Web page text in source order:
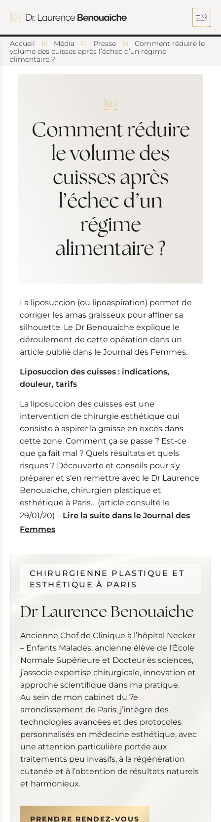
e
Accueil Média Presse
Comment réduire le
volume des cuisses après l’échec d’un régime
alimentaire ?
Comment réduire
le volume des
cuisses après
l’échec d’un
régime
alimentaire ?
La liposuccion (ou lipoaspiration) permet de
corriger les amas graisseux pour affiner sa
silhouette. Le Dr Benouaiche explique le
déroulement de cette opération dans un
article publié dans le Journal des Femmes.
Liposuccion des cuisses : indications,
douleur, tarifs
La liposuccion des cuisses est une
intervention de chirurgie esthétique qui
consiste à aspirer la graisse en excès dans
cette zone. Comment ça se passe ? Est-ce
que ça fait mal ? Quels résultats et quels
risques ? Découverte et conseils pour s’y
préparer et s’en remettre avec le Dr Laurence
Benouaiche, chirurgien plastique et
esthétique à Paris… (article consulté le
29/01/20) – Lire la suite dans le Journal des
Femmes
CHIRURGIENNE PLASTIQUE ET
ESTHÉTIQUE À PARIS
Dr Laurence Benouaiche
Ancienne Chef de Clinique à l’hôpital Necker
– Enfants Malades, ancienne élève de l’École
Normale Supérieure et Docteur ès sciences,
j’associe expertise chirurgicale, innovation et
approche scientifique dans ma pratique.
Au sein de mon cabinet du 7e
arrondissement de Paris, j’intègre des
technologies avancées et des protocoles
personnalisés en médecine esthétique, avec
une attention particulière portée aux
traitements peu invasifs, à la régénération
cutanée et à l’obtention de résultats naturels
et harmonieux.
PRENDRE RENDEZ-VOUS